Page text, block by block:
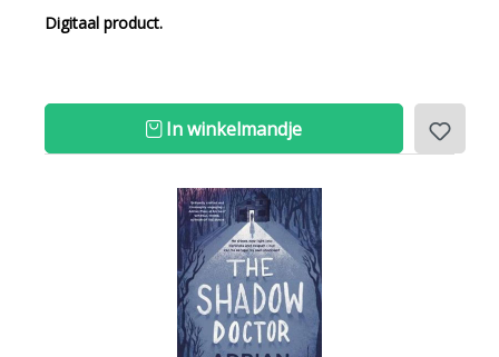
Digitaal product.
In winkelmandje